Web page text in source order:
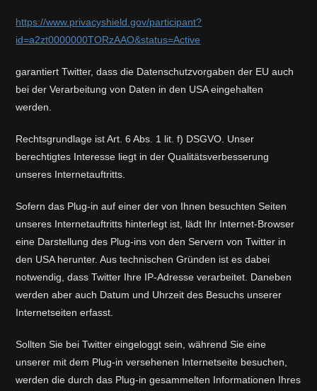
https://www.privacyshield.gov/participant?
id=a2zt0000000TORzAAO&status=Active
garantiert Twitter, dass die Datenschutzvorgaben der EU auch
bei der Verarbeitung von Daten in den USA eingehalten
werden.
Rechtsgrundlage ist Art. 6 Abs. 1 lit. f) DSGVO. Unser
berechtigtes Interesse liegt in der Qualitätsverbesserung
unseres Internetauftritts.
Sofern das Plug-in auf einer der von Ihnen besuchten Seiten
unseres Internetauftritts hinterlegt ist, lädt Ihr Internet-Browser
eine Darstellung des Plug-ins von den Servern von Twitter in
den USA herunter. Aus technischen Gründen ist es dabei
notwendig, dass Twitter Ihre IP-Adresse verarbeitet. Daneben
werden aber auch Datum und Uhrzeit des Besuchs unserer
Internetseiten erfasst.
Sollten Sie bei Twitter eingeloggt sein, während Sie eine
unserer mit dem Plug-in versehenen Internetseite besuchen,
werden die durch das Plug-in gesammelten Informationen Ihres